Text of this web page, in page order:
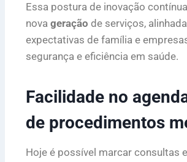
Essa postura de inovação
nova geração de serviços,
expectativas de família e
segurança e eficiência em saúde.
Facilidade no
de procedimentos
Hoje é possível marcar consultas